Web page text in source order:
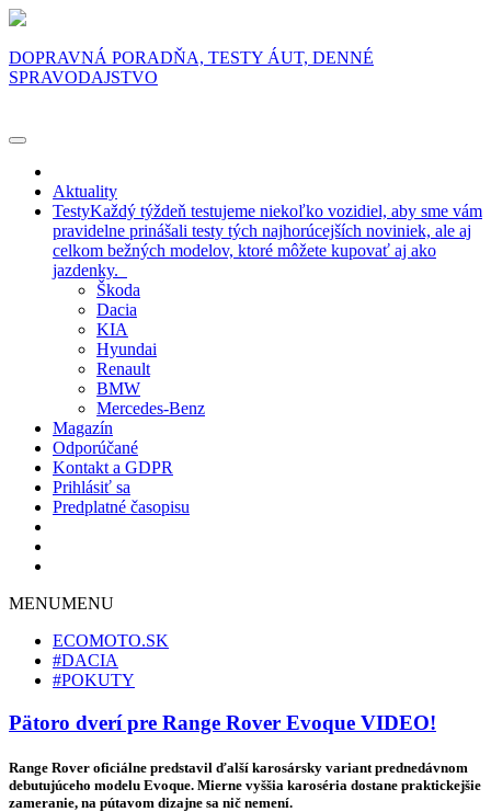
DOPRAVNÁ PORADŇA, TESTY ÁUT, DENNÉ
SPRAVODAJSTVO
Aktuality
TestyKaždý týždeň testujeme niekoľko vozidiel, aby sme vám
pravidelne prinášali testy tých najhorúcejších noviniek, ale aj
celkom bežných modelov, ktoré môžete kupovať aj ako
jazdenky.
Škoda
Dacia
KIA
Hyundai
Renault
BMW
Mercedes-Benz
Magazín
Odporúčané
Kontakt a GDPR
Prihlásiť sa
Predplatné časopisu
MENUMENU
ECOMOTO.SK
#DACIA
#POKUTY
Pätoro dverí pre Range Rover Evoque VIDEO!
Range Rover oficiálne predstavil ďalší karosársky variant prednedávnom
debutujúceho modelu Evoque. Mierne vyššia karoséria dostane praktickejšie
zameranie, na pútavom dizajne sa nič nemení.